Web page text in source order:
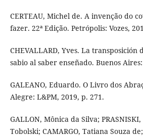
CERTEAU, Michel de. A invenção do
fazer. 22ª Edição. Petrópolis: Vozes,
CHEVALLARD, Yves. La transposición
sabio al saber enseñado. Buenos
GALEANO, Eduardo. O Livro dos
Alegre: L&PM, 2019, p. 271.
GALLON, Mônica da Silva;
Tobolski; CAMARGO, Tatiana Souza